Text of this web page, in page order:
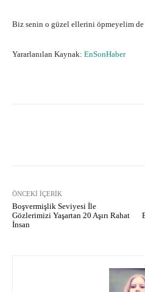
Biz senin o güzel ellerini öpmeyelim de
Yararlanılan Kaynak: EnSonHaber
ÖNCEKI İÇERIK
Boşvermişlik Seviyesi İle
Gözlerimizi Yaşartan 20 Aşırı Rahat
İnsan